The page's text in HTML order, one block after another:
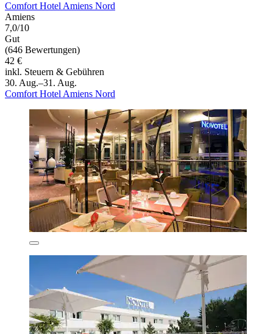
Comfort Hotel Amiens Nord
Amiens
7,0/10
Gut
(646 Bewertungen)
42 €
inkl. Steuern & Gebühren
30. Aug.–31. Aug.
Comfort Hotel Amiens Nord